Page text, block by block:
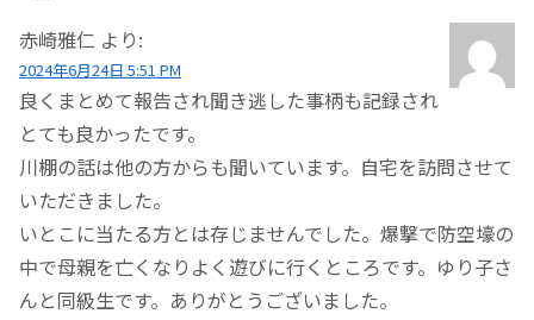
赤崎雅仁 より:
2024年6月24日 5:51 PM
良くまとめて報告され聞き逃した事柄も記録され
とても良かったです。
川棚の話は他の方からも聞いています。自宅を訪問させて
いただきました。
いとこに当たる方とは存じませんでした。爆撃で防空壕の
中で母親を亡くなりよく遊びに行くところです。ゆり子さ
んと同級生です。ありがとうございました。